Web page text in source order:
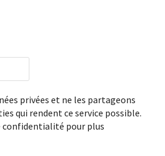
privées et ne les partageons
qui rendent ce service possible.
pour plus